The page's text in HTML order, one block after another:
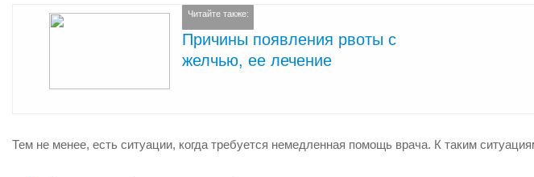
Читайте также:
Причины появления рвоты с
желчью, ее лечение
Тем не менее, есть ситуации, когда требуется немедленная помощь врача. К таким